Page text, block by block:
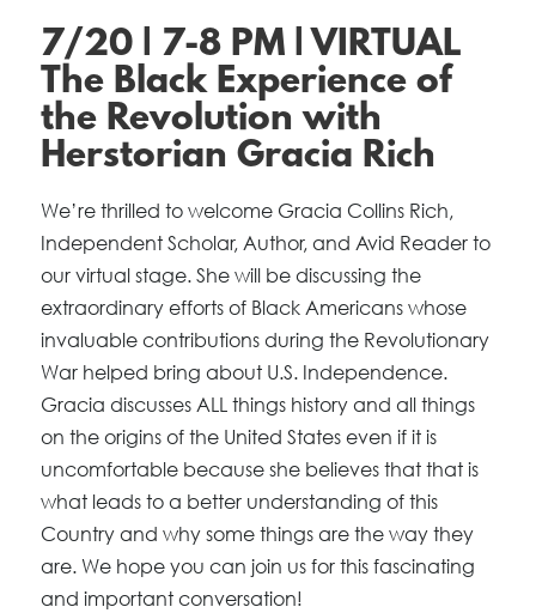
7/20 | 7-8 PM | VIRTUAL
The Black Experience of
the Revolution with
Herstorian Gracia Rich
We’re thrilled to welcome Gracia Collins Rich,
Independent Scholar, Author, and Avid Reader to
our virtual stage. She will be discussing the
extraordinary efforts of Black Americans whose
invaluable contributions during the Revolutionary
War helped bring about U.S. Independence.
Gracia discusses ALL things history and all things
on the origins of the United States even if it is
uncomfortable because she believes that that is
what leads to a better understanding of this
Country and why some things are the way they
are. We hope you can join us for this fascinating
and important conversation!